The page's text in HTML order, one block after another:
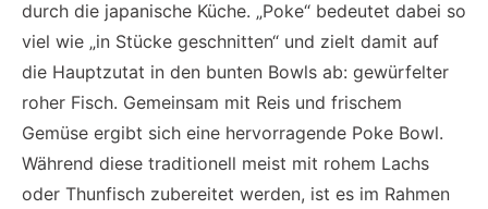
durch die japanische Küche. „Poke“ bedeutet dabei so
viel wie „in Stücke geschnitten“ und zielt damit auf
die Hauptzutat in den bunten Bowls ab: gewürfelter
roher Fisch. Gemeinsam mit Reis und frischem
Gemüse ergibt sich eine hervorragende Poke Bowl.
Während diese traditionell meist mit rohem Lachs
oder Thunfisch zubereitet werden, ist es im Rahmen